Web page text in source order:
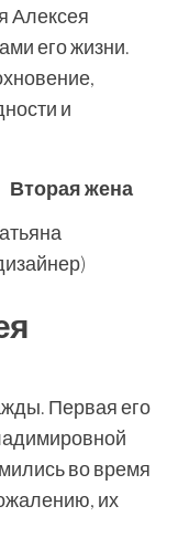
Алексея
его жизни.
и
Вторая жена
Первая его
во время
их